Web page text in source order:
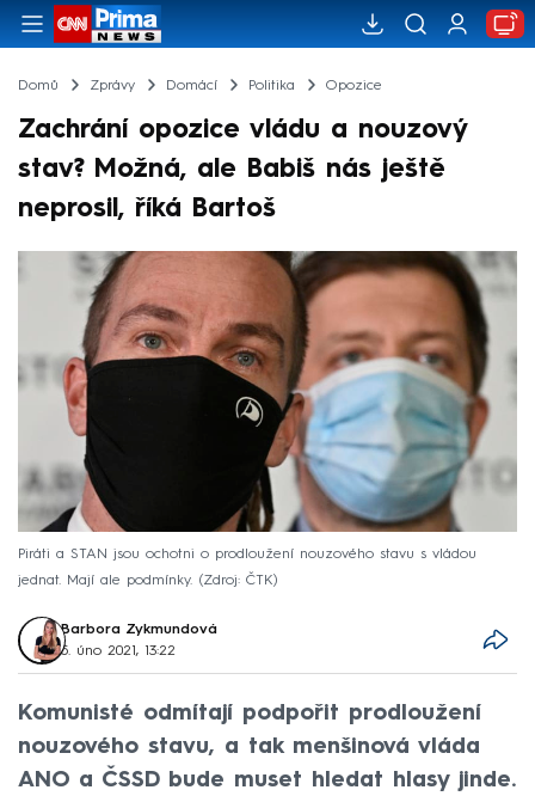
Domů Zprávy Domácí Politika Opozice
Zachrání opozice vládu a nouzový
stav? Možná, ale Babiš nás ještě
neprosil, říká Bartoš
Piráti a STAN jsou ochotni o prodloužení nouzového stavu s vládou
jednat. Mají ale podmínky.
Zdroj: ČTK
Barbora Zykmundová
5. úno 2021, 13:22
Komunisté odmítají podpořit prodloužení
nouzového stavu, a tak menšinová vláda
ANO a ČSSD bude muset hledat hlasy jinde.